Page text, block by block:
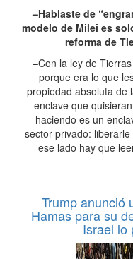
–Hablaste de
modelo de Milei es
reforma de
–Con la ley de
porque era lo que
propiedad absoluta de
enclave que
haciendo es un
sector privado:
ese lado hay que
Trump anunció
Hamas para su
Israel lo